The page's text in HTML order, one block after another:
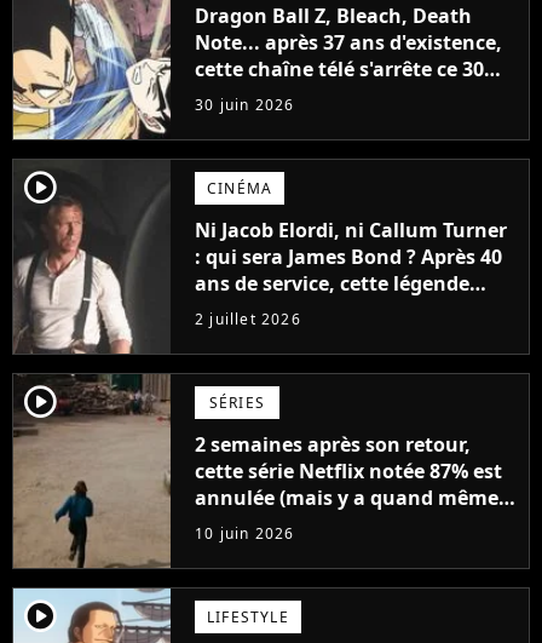
Dragon Ball Z, Bleach, Death
Note... après 37 ans d'existence,
cette chaîne télé s'arrête ce 30
juin 2026 après avoir popularisé
les anime en France
30 juin 2026
player2 CINÉMA
Ni Jacob Elordi, ni Callum Turner
: qui sera James Bond ? Après 40
ans de service, cette légende
d'Hollywood dit tout
2 juillet 2026
player2 SÉRIES
2 semaines après son retour,
cette série Netflix notée 87% est
annulée (mais y a quand même
une bonne nouvelle)
10 juin 2026
player2 LIFESTYLE